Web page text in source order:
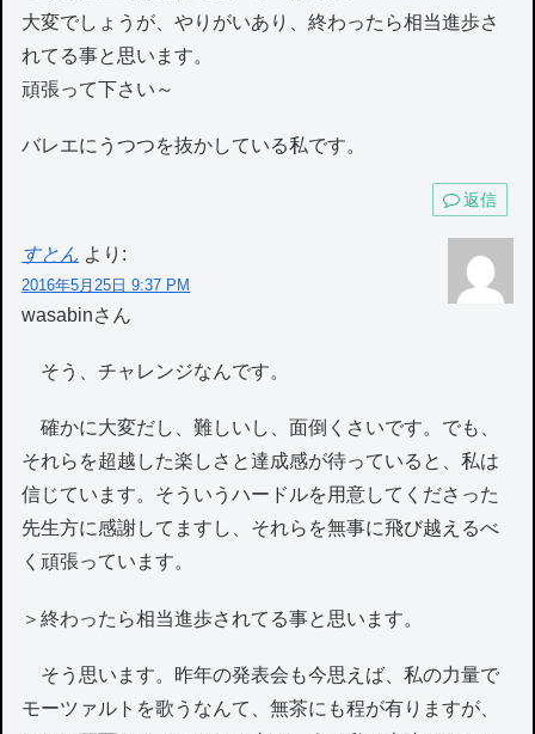
大変でしょうが、やりがいあり、終わったら相当進歩さ
れてる事と思います。
頑張って下さい～
バレエにうつつを抜かしている私です。
返信
すとん より:
2016年5月25日 9:37 PM
wasabinさん
そう、チャレンジなんです。
確かに大変だし、難しいし、面倒くさいです。でも、
それらを超越した楽しさと達成感が待っていると、私は
信じています。そういうハードルを用意してくださった
先生方に感謝してますし、それらを無事に飛び越えるべ
く頑張っています。
＞終わったら相当進歩されてる事と思います。
そう思います。昨年の発表会も今思えば、私の力量で
モーツァルトを歌うなんて、無茶にも程が有りますが、